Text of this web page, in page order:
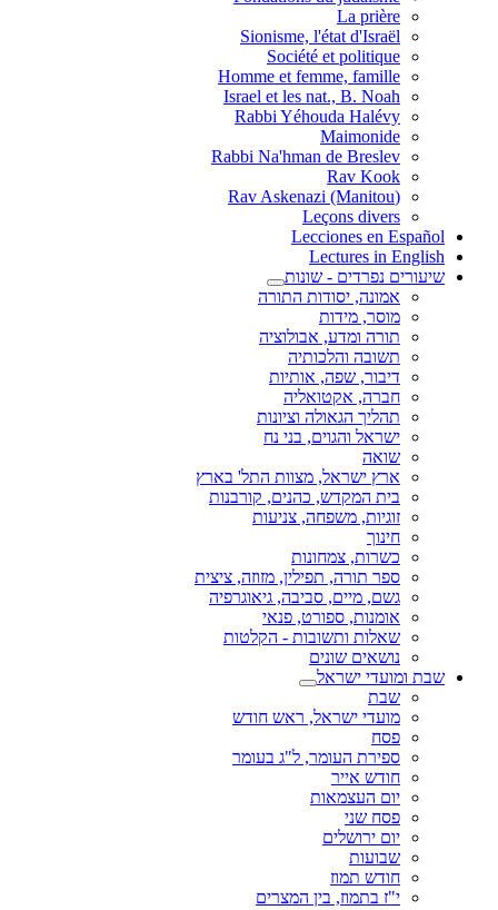
La prière
Sionisme, l'état d'Israël
Société et politique
Homme et femme, famille
Israel et les nat., B. Noah
Rabbi Yéhouda Halévy
Maimonide
Rabbi Na'hman de Breslev
Rav Kook
(Rav Askenazi (Manitou
Leçons divers
Lecciones en Español
Lectures in English
שיעורים נפרדים - שונות
אמונה, יסודות התורה
מוסר, מידות
תורה ומדע, אבולוציה
תשובה והלכותיה
דיבור, שפה, אותיות
חברה, אקטואליה
תהליך הגאולה וציונות
ישראל והגוים, בני נח
שואה
ארץ ישראל, מצוות התל' בארץ
בית המקדש, כהנים, קורבנות
זוגיות, משפחה, צניעות
חינוך
כשרות, צמחונות
ספר תורה, תפילין, מזוזה, ציצית
גשם, מיים, סביבה, גיאוגרפיה
אומנות, ספורט, פנאי
שאלות ותשובות - הקלטות
נושאים שונים
שבת ומועדי ישראל
שבת
מועדי ישראל, ראש חודש
פסח
ספירת העומר, ל"ג בעומר
חודש אייר
יום העצמאות
פסח שני
יום ירושלים
שבועות
חודש תמוז
י"ז בתמוז, בין המצרים